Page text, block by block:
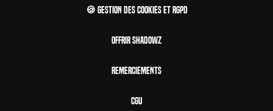
🍪 Gestion des cookies et RGPD
Offrir Shadowz
Remerciements
CGU